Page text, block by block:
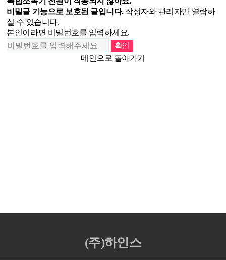
비밀글 기능으로 보호된 글입니다.작성자와 관리자만 열람하
실 수 있습니다.
본인이라면 비밀번호를 입력하세요.
메인으로 돌아가기
(주)하인스